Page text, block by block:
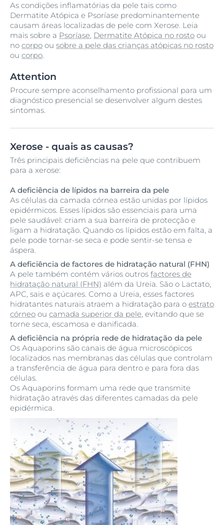
As condições inflamatórias da pele tais como
Dermatite Atópica e Psoríase predominantemente
causam áreas localizadas de pele com Xerose. Leia
mais sobre a Psoríase, Dermatite Atópica no rosto ou
no corpo ou sobre a pele das crianças atópicas no rosto
ou corpo.
Attention
Procure sempre aconselhamento profissional para um
diagnóstico presencial se desenvolver algum destes
sintomas.
Xerose - quais as causas?
Três principais deficiências na pele que contribuem
para a xerose:
A deficiência de lípidos na barreira da pele
As células da camada córnea estão unidas por lípidos
epidérmicos. Esses lípidos são essenciais para uma
pele saudável: criam a sua barreira de protecção e
ligam a hidratação. Quando os lípidos estão em falta, a
pele pode tornar-se seca e pode sentir-se tensa e
áspera.
A deficiência de factores de hidratação natural (FHN)
A pele também contém vários outros factores de
hidratação natural (FHN) além da Ureia. São o Lactato,
APC, sais e açúcares. Como a Ureia, esses factores
hidratantes naturais atraem a hidratação para o estrato
córneo ou camada superior da pele, evitando que se
torne seca, escamosa e danificada.
A deficiência na própria rede de hidratação da pele
Os Aquaporins são canais de água microscópicos
localizados nas membranas das células que controlam
a transferência de água para dentro e para fora das
células.
Os Aquaporins formam uma rede que transmite
hidratação através das diferentes camadas da pele
epidérmica.